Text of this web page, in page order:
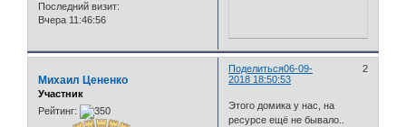
Последний визит:
Вчера 11:46:56
Поделиться 2
06-09-
2018 18:50:53
Михаил Цененко
Участник
Рейтинг:
Этого домика у нас, на
ресурсе ещё не бывало..